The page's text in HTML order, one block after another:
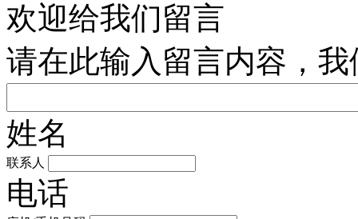
欢迎给我们留言
请在此输入留言内容，
姓名
联系人
电话